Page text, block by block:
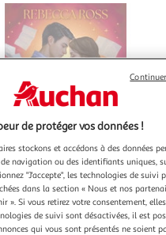
de protéger vos données !
stockons et accédons à des données
navigation ou des identifiants uniques,
"J'accepte", les technologies de suivi
dans la section « Nous et nos
». Si vous retirez votre consentement,
de suivi sont désactivées, il est
qui vous sont présentés ne soient